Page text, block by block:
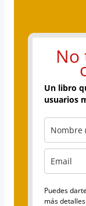
No
Un libro
usuarios
Puedes
más